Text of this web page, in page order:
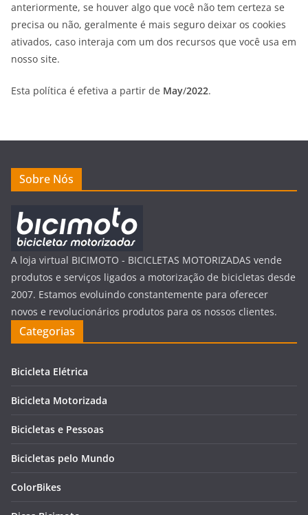
anteriormente, se houver algo que você não tem certeza se
precisa ou não, geralmente é mais seguro deixar os cookies
ativados, caso interaja com um dos recursos que você usa em
nosso site.
Esta política é efetiva a partir de May/2022.
Sobre Nós
A loja virtual BICIMOTO - BICICLETAS MOTORIZADAS vende
produtos e serviços ligados a motorização de bicicletas desde
2007. Estamos evoluindo constantemente para oferecer
novos e revolucionários produtos para os nossos clientes.
Categorias
Bicicleta Elétrica
Bicicleta Motorizada
Bicicletas e Pessoas
Bicicletas pelo Mundo
ColorBikes